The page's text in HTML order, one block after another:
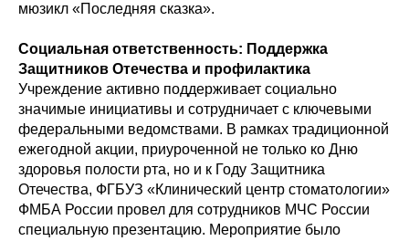
мюзикл «Последняя сказка».
Социальная ответственность: Поддержка
Защитников Отечества и профилактика
Учреждение активно поддерживает социально
значимые инициативы и сотрудничает с ключевыми
федеральными ведомствами. В рамках традиционной
ежегодной акции, приуроченной не только ко Дню
здоровья полости рта, но и к Году Защитника
Отечества, ФГБУЗ «Клинический центр стоматологии»
ФМБА России провел для сотрудников МЧС России
специальную презентацию. Мероприятие было